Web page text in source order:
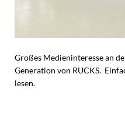
Großes Medieninteresse an
Generation von RUCKS.
lesen.